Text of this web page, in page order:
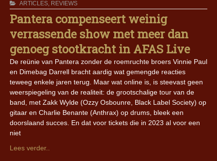
ARTICLES, REVIEWS
Pantera compenseert weinig
verrassende show met meer dan
genoeg stootkracht in AFAS Live
De reünie van Pantera zonder de roemruchte broers Vinnie Paul
en Dimebag Darrell bracht aardig wat gemengde reacties
teweeg enkele jaren terug. Maar wat online is, is steevast geen
weerspiegeling van de realiteit: de grootschalige tour van de
band, met Zakk Wylde (Ozzy Osbounre, Black Label Society) op
gitaar en Charlie Benante (Anthrax) op drums, bleek een
doorslaand succes. En dat voor tickets die in 2023 al voor een
niet
Lees verder..